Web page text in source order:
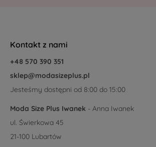
Kontakt z nami
+48 570 390 351
sklep@modasizeplus.pl
Jesteśmy dostępni od 8:00 do 15:00
Moda Size Plus Iwanek - Anna Iwanek
ul. Świerkowa 45
21-100 Lubartów